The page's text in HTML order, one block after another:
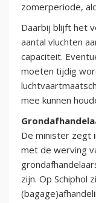
zomerperiode,
Daarbij blijft het
aantal vluchten
capaciteit.
moeten tijdig
mee kunnen
De minister zegt
met de werving
zijn. Op Schiphol